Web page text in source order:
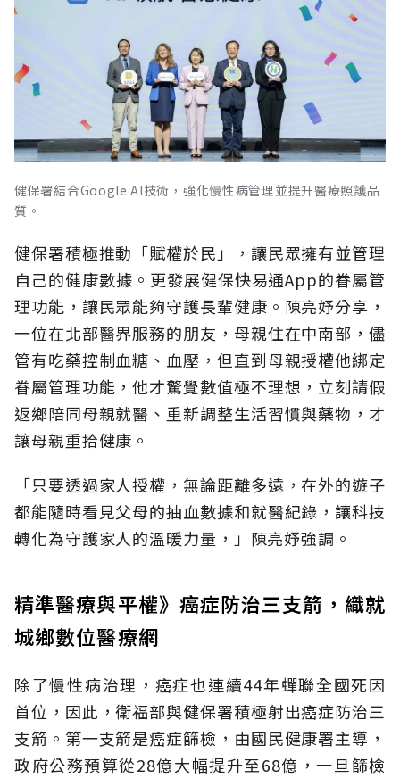
健保署結合Google AI技術，強化慢性病管理並提升醫療照護品
質。
健保署積極推動「賦權於民」，讓民眾擁有並管理
自己的健康數據。更發展健保快易通App的眷屬管
理功能，讓民眾能夠守護長輩健康。陳亮妤分享，
一位在北部醫界服務的朋友，母親住在中南部，儘
管有吃藥控制血糖、血壓，但直到母親授權他綁定
眷屬管理功能，他才驚覺數值極不理想，立刻請假
返鄉陪同母親就醫、重新調整生活習慣與藥物，才
讓母親重拾健康。
「只要透過家人授權，無論距離多遠，在外的遊子
都能隨時看見父母的抽血數據和就醫紀錄，讓科技
轉化為守護家人的溫暖力量，」陳亮妤強調。
精準醫療與平權》癌症防治三支箭，織就
城鄉數位醫療網
除了慢性病治理，癌症也連續44年蟬聯全國死因
首位，因此，衛福部與健保署積極射出癌症防治三
支箭。第一支箭是癌症篩檢，由國民健康署主導，
政府公務預算從28億大幅提升至68億，一旦篩檢